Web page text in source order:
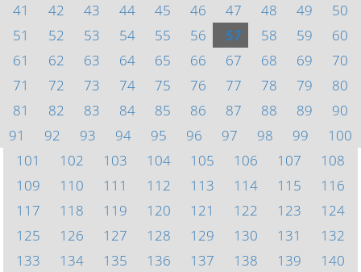
41
42 43 44 45 46 47 48 49
50
51
52 53 54 55 56 57 58 59
60
61
62 63 64 65 66 67 68 69
70
71
72 73 74 75 76 77 78 79
80
81
82 83 84 85 86 87 88 89
90
91
92 93 94 95 96 97 98 99
100
101
102 103 104 105 106 107
108
109
110 111 112 113 114 115
116
117
118 119 120 121 122 123
124
125
126 127 128 129 130 131
132
133
134 135 136 137 138 139
140